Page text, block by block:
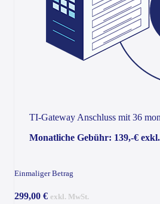
TI-Gateway Anschluss mit 36
Monatliche Gebühr: 139,-€
Einmaliger Betrag
299,00 € exkl. MwSt.